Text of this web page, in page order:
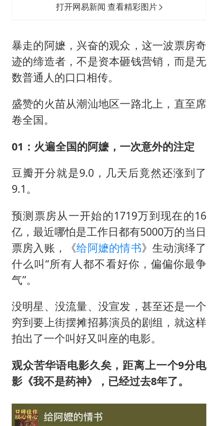
打开网易新闻 查看精彩图片
暴走的阿嬷，兴奋的观众，这一波票房奇
迹的缔造者，不是资本砸钱营销，而是无
数普通人的口口相传。
盛赞的火苗从潮汕地区一路北上，直至席
卷全国。
01：火遍全国的阿嬷，一次意外的注定
豆瓣开分就是9.0，几天后竟然还涨到了
9.1。
预测票房从一开始的1719万到现在的16
亿，最近哪怕是工作日都有5000万的当日
票房入账，《给阿嬷的情书》生动演绎了
什么叫“所有人都不看好你，偏偏你最争
气”。
没明星、没流量、没宣发，甚至还是一个
穷到要上街摆摊招募演员的剧组，就这样
拍出了一个叫好又叫座的电影。
观众苦华语电影久矣，距离上一个9分电
影《我不是药神》，已经过去8年了。